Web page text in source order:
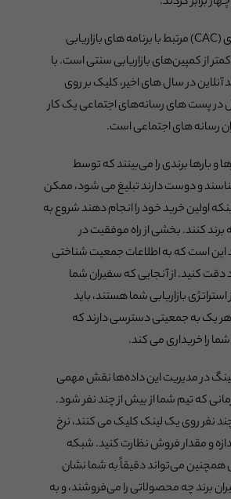
هزینه جذب مشتری (CAC) مرتبط با برنامه های بازاریابی
از کمپین‌های بازاریابی سنتی است. با
در سال های اخیر، کلیک بر روی
پست های رسانه‌های اجتماعی یک کار
رسانه های اجتماعی است.
و بارها برندی را می‌بینند که توسط
و دوست دارند تبلیغ می شود، ممکن
اولین خرید خود را انجام دهند شروع به
برند کنند. بخشی از راه موفقیت در
این است که به اطلاعات جمعیت شناختی
کنید. از آنجایی که سفیران شما
بازاریابی شما هستند، باید
یک به جمعیتی دسترسی دارند که
را خریداری می کند.
در مدیریت این داده‌ها نقش مهمی
که تیم شما از بیش از چند نفر شود.
چند نفر روی یک لینک کلیک می کنند، نرخ
و مقدار فروش نظارت کنید. شبکه
می‌تواند دقیقاً به شما نشان
برند چه محصولاتی را می‌فروشند، و به